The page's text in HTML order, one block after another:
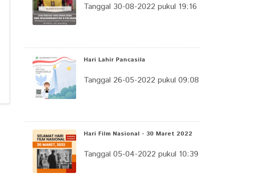
Tanggal 30-08-2022 pukul 19:16
Hari Lahir Pancasila
Tanggal 26-05-2022 pukul 09:08
Hari Film Nasional - 30 Maret 2022
Tanggal 05-04-2022 pukul 10:39